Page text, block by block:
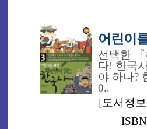
어린이
선택한
다! 한국
야 하나?
0..
[도서정